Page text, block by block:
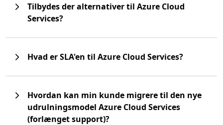
Tilbydes der alternativer til Azure Cloud
Services?
Hvad er SLA'en til Azure Cloud Services?
Hvordan kan min kunde migrere til den nye
udrulningsmodel Azure Cloud Services
(forlænget support)?